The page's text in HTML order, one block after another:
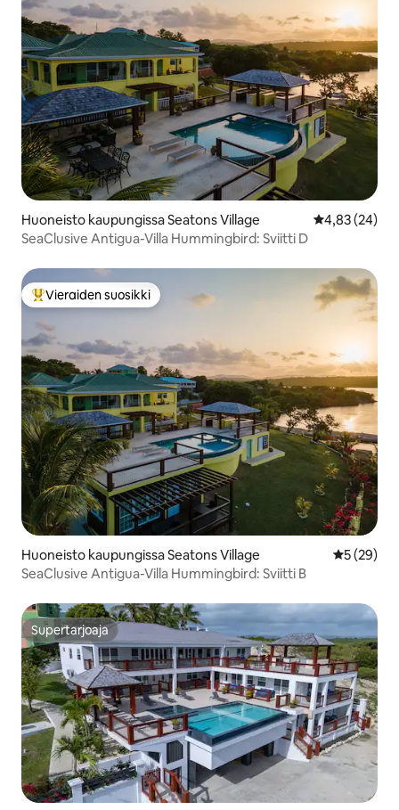
Huoneisto kaupungissa Seatons Village
4,83 (24)
SeaClusive Antigua-Villa Hummingbird: Sviitti D
Vieraiden suosikkien parhaimmistoa
Vieraiden suosikki
Huoneisto kaupungissa Seatons Village
5 (29)
SeaClusive Antigua-Villa Hummingbird: Sviitti B
Supertarjoaja
Supertarjoaja